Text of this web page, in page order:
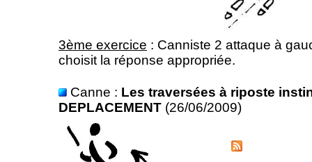
3ème exercice : Canniste 2 attaque à
choisit la réponse appropriée.
Canne : Les traversées à riposte
DEPLACEMENT (26/06/2009)